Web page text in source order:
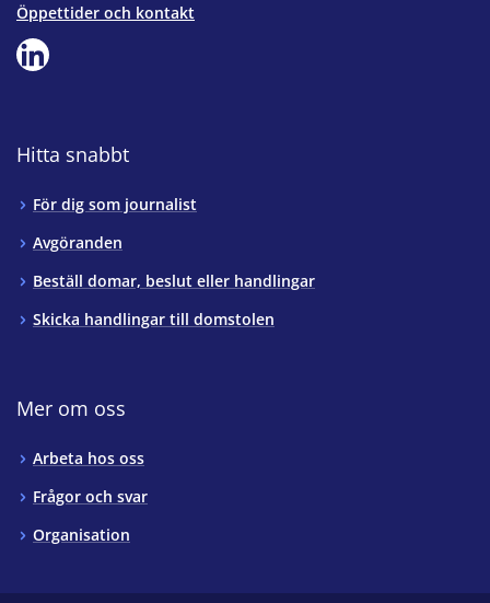
Öppettider och kontakt
Hitta snabbt
För dig som journalist
Avgöranden
Beställ domar, beslut eller handlingar
Skicka handlingar till domstolen
Mer om oss
Arbeta hos oss
Frågor och svar
Organisation